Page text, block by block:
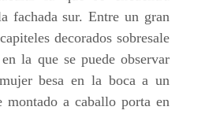
fachada sur. Entre un gran
decorados sobresale
la que se puede observar
besa en la boca a un
montado a caballo porta en